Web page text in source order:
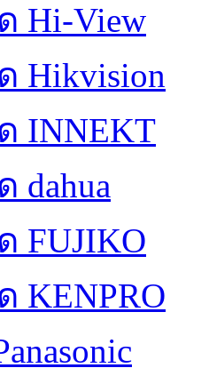
Hi-View
Hikvision
INNEKT
dahua
FUJIKO
KENPRO